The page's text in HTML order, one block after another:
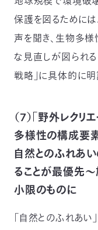
保護を図るために
声を聞き、生物多
な見直しが図られる
戦略」に具体的に明
（7）「野外レク
多様性の構成要
自然とのふれあ
ることが最優先
小限のものに
「自然とのふれあ